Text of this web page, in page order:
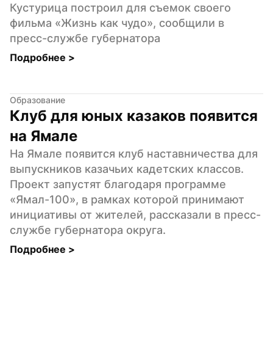
Кустурица построил для съемок своего
фильма «Жизнь как чудо», сообщили в
пресс-службе губернатора
Подробнее >
Образование
Клуб для юных казаков появится
на Ямале
На Ямале появится клуб наставничества для
выпускников казачьих кадетских классов.
Проект запустят благодаря программе
«Ямал-100», в рамках которой принимают
инициативы от жителей, рассказали в пресс-
службе губернатора округа.
Подробнее >